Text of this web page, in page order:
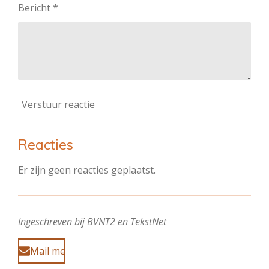
Bericht *
Verstuur reactie
Reacties
Er zijn geen reacties geplaatst.
Ingeschreven bij BVNT2 en TekstNet
Mail me